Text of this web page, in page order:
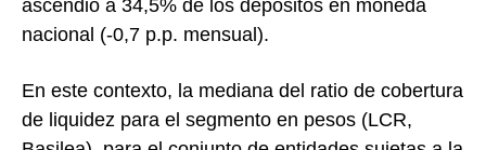
ascendió a 34,5% de los depósitos en moneda
nacional (-0,7 p.p. mensual).
En este contexto, la mediana del ratio de cobertura
de liquidez para el segmento en pesos (LCR,